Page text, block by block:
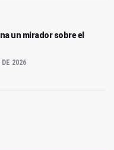
un mirador sobre el
DE 2026